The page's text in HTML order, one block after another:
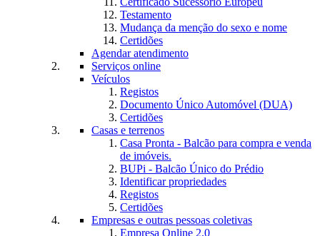
Testamento
Mudança da menção do sexo e nome
Certidões
Agendar atendimento
Serviços online
Veículos
Registos
Documento Único Automóvel (DUA)
Certidões
Casas e terrenos
Casa Pronta - Balcão para compra e venda
de imóveis.
BUPi - Balcão Único do Prédio
Identificar propriedades
Registos
Certidões
Empresas e outras pessoas coletivas
Empresa Online 2.0